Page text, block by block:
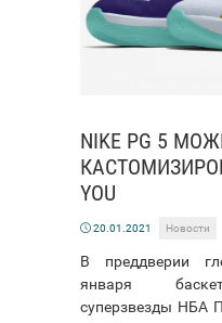
NIKE PG 5
YOU
20.01.2021 Новости
В преддверии
января
суперзвезды НБА